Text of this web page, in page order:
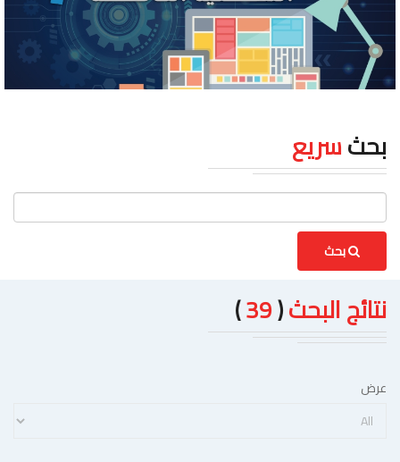
بحثسريع
بحث
نتائج البحث(
39
)
عرض